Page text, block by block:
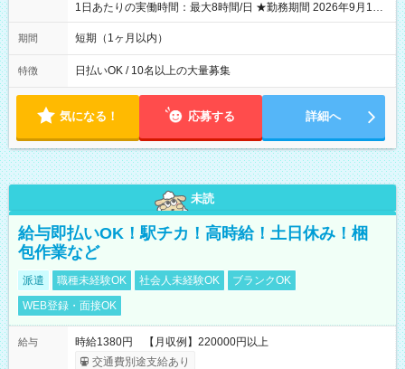
1日あたりの実働時間：最大8時間/日 ★勤務期間 2026年9月16
日~2026年10月23日 短期勤務OK! 期間中フル勤務できる方優遇
※週3~5日勤務(勤務日数応相談) ※期間前から勤務スタートも可
り ※夜勤シフトあり
期間 短期（1ヶ月以内）
特徴 日払いOK / 10名以上の大量募集
気になる！ 応募する 詳細へ
未読
給与即払いOK！駅チカ！高時給！土日休み！梱
包作業など
派遣 職種未経験OK 社会人未経験OK
ブランクOK
WEB登録・面接OK
給与
時給1380円 【月収例】220000円以上
交通費別途支給あり